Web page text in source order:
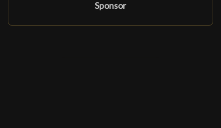
Sponsor